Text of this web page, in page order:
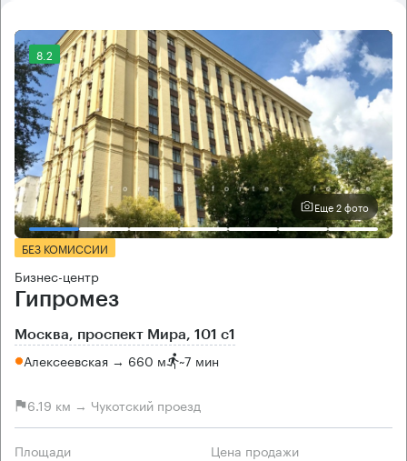
8.2
Еще 2 фото
БЕЗ КОМИССИИ
Бизнес-центр
Гипромез
Москва, проспект Мира, 101 с1
Алексеевская → 660 м ~7 мин
6.19 км → Чукотский проезд
Площади Цена продажи